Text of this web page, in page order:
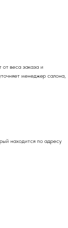
от веса заказа и
менеджер салона,
находится по адресу